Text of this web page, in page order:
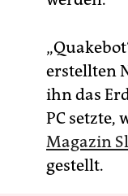
erstellten
ihn das
PC setzte,
Magazin
gestellt.